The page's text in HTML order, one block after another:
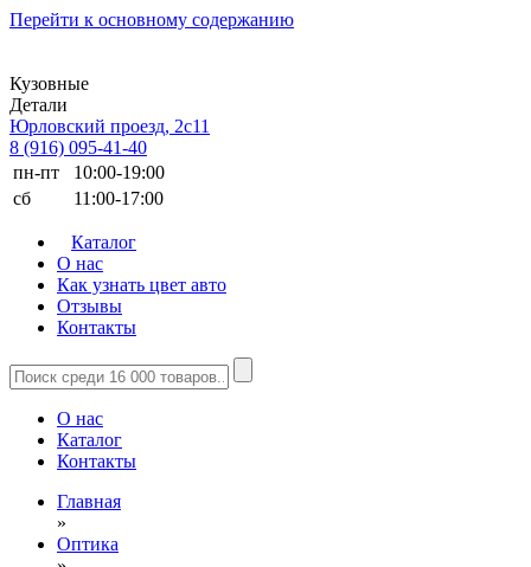
Перейти к основному содержанию
Кузовные
Детали
Юрловский проезд, 2с11
8 (916) 095-41-40
пн-пт
10:00-19:00
сб
11:00-17:00
Каталог
О нас
Как узнать цвет авто
Отзывы
Контакты
О нас
Каталог
Контакты
Главная
»
Оптика